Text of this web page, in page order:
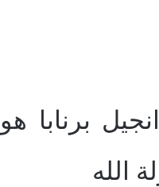
برنابا هو
الله